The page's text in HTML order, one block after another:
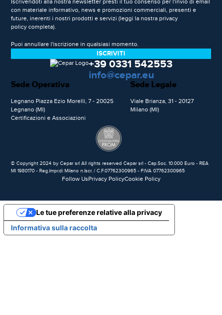
Iscrivendoti alla nostra newsletter presti il tuo consenso per l'invio di email
con materiale informativo, news e promozioni commerciali, presenti e
future, inerenti i nostri prodotti e servizi (leggi la nostra privacy
policy completa).
Puoi annullare l'iscrizione in qualsiasi momento.
+39 0331 542553
info@cepar.eu
Sede Operativa
Legnano Piazza Ezio Morelli, 7 - 20025
Legnano (MI)
Sede Legale
Viale Brianza, 31 - 20127
Milano (MI)
Certificazioni e Associazioni
© Copyright 2024 by Cepar srl All rights reserved Cepar srl - Cap.Soc. 10.000 Euro - REA
MI 1980170 - Reg.Impr.di Milano n.Iscr. / C.F.07762300965 - P.IVA 07762300965
Follow UsPrivacy PolicyCookie Policy
Informativa sulla raccolta
Le tue preferenze relative alla privacy